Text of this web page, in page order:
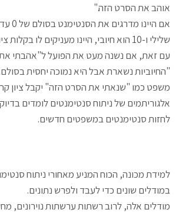
אוהב את הסרט הזה."
שלילי ו-10 הוא חיובי, היינו מעניקים לו בקלות ציון גבוה, נניח 10.
עם זאת, אם נשנה מעט את הפועל ל"אהבתי
"החיוביות נשארת אבל היא נמוכה יחסית בסולם.
משפט כמו "שנאתי את הסרט הזה" יקבל ציון
אלגוריתמים של ניתוח סנטימנטים לומדים
לחזות סנטימנטים במשפטים חדשים.
למידת מכונה, הכוח המניע מאחורי ניתוח
במודלים שונים כדי לעבד ולפרש נתונים.
מודלים אלה, לרוב רשתות ערשתות נוירונים,